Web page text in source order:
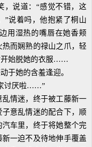
说道：“感觉不错，这
”说着吗，他抱紧了桐山
用湿热的嘴唇在她香颊
热而娴熟的禄山之爪，轻
开始脱她的衣服……
她的含羞逢迎。
厌啦……”
情迷，终于被工藤新一
意乱情迷的配合下，顺
车里，终于将她整个完
一迫不及待地伸手覆盖